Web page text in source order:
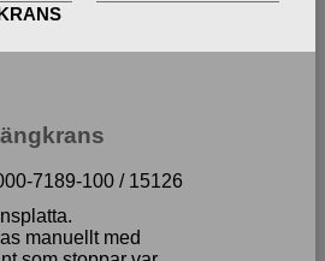
7189-100 / 15126
manuellt med